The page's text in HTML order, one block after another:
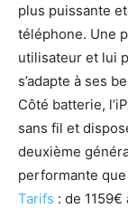
plus puissante
téléphone. Une
utilisateur et lui
s’adapte à ses
Côté batterie,
sans fil et
deuxième
performante
Tarifs : de 1159€